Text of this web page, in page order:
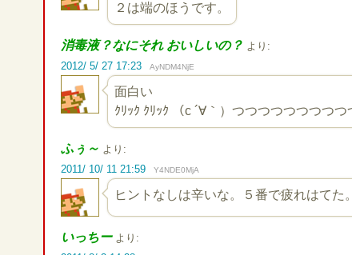
２は端のほうです。
消毒液？なにそれ おいしいの？ より:
2012/ 5/ 27 17:23
AyNDM4NjE
面白い
ｸﾘｯｸ ｸﾘｯｸ （c ´∀｀）つつつつつつつつ
ふぅ～ より:
2011/ 10/ 11 21:59
Y4NDE0MjA
ヒントなしは辛いな。５番で疲れはて
いっちー より: